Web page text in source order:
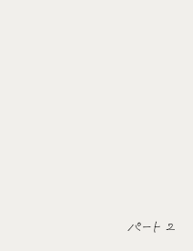
パート 2